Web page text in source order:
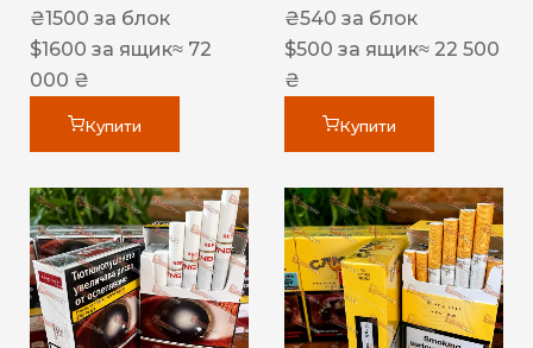
₴1500 за блок
$1600 за ящик≈ 72
000 ₴
Купити
₴540 за блок
$500 за ящик≈ 22 500
₴
Купити